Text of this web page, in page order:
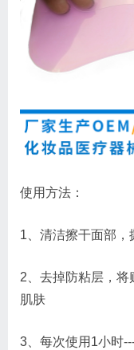
使用方法：
1、清洁擦干面部，
2、去掉防粘层，将
肌肤
3、每次使用1小时